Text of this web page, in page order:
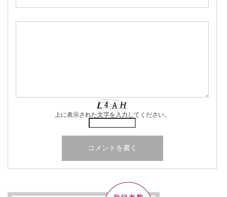
上に表示された文字を入力してください。